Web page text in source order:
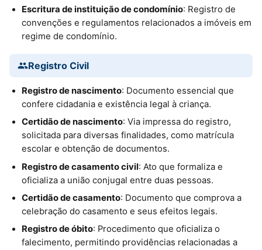
Escritura de instituição de condomínio: Registro de
convenções e regulamentos relacionados a imóveis em
regime de condomínio.
Registro Civil
Registro de nascimento: Documento essencial que
confere cidadania e existência legal à criança.
Certidão de nascimento: Via impressa do registro,
solicitada para diversas finalidades, como matrícula
escolar e obtenção de documentos.
Registro de casamento civil: Ato que formaliza e
oficializa a união conjugal entre duas pessoas.
Certidão de casamento: Documento que comprova a
celebração do casamento e seus efeitos legais.
Registro de óbito: Procedimento que oficializa o
falecimento, permitindo providências relacionadas a